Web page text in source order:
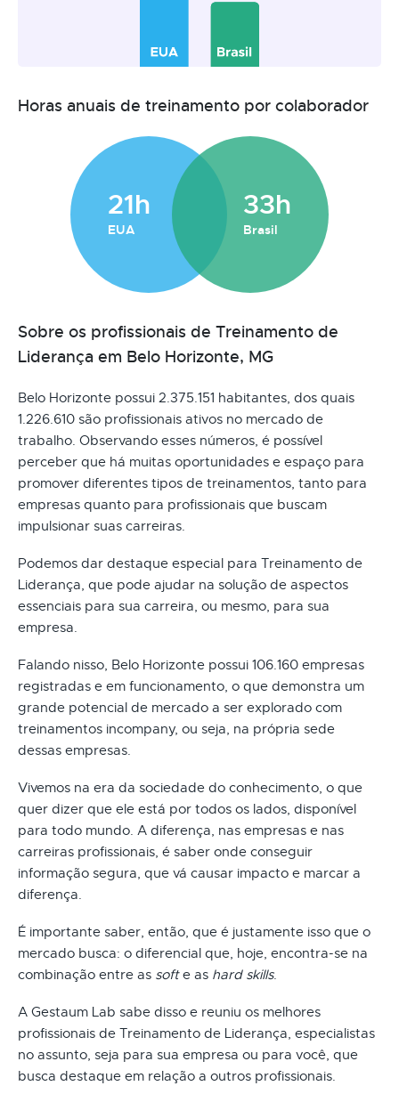
Horas anuais de treinamento por colaborador
21h
EUA
33h
Brasil
Sobre os profissionais de Treinamento de
Liderança em Belo Horizonte, MG
Belo Horizonte possui 2.375.151 habitantes, dos quais
1.226.610 são profissionais ativos no mercado de
trabalho. Observando esses números, é possível
perceber que há muitas oportunidades e espaço para
promover diferentes tipos de treinamentos, tanto para
empresas quanto para profissionais que buscam
impulsionar suas carreiras.
Podemos dar destaque especial para Treinamento de
Liderança, que pode ajudar na solução de aspectos
essenciais para sua carreira, ou mesmo, para sua
empresa.
Falando nisso, Belo Horizonte possui 106.160 empresas
registradas e em funcionamento, o que demonstra um
grande potencial de mercado a ser explorado com
treinamentos incompany, ou seja, na própria sede
dessas empresas.
Vivemos na era da sociedade do conhecimento, o que
quer dizer que ele está por todos os lados, disponível
para todo mundo. A diferença, nas empresas e nas
carreiras profissionais, é saber onde conseguir
informação segura, que vá causar impacto e marcar a
diferença.
É importante saber, então, que é justamente isso que o
mercado busca: o diferencial que, hoje, encontra-se na
combinação entre as softe as hard skills.
A Gestaum Lab sabe disso e reuniu os melhores
profissionais de Treinamento de Liderança, especialistas
no assunto, seja para sua empresa ou para você, que
busca destaque em relação a outros profissionais.